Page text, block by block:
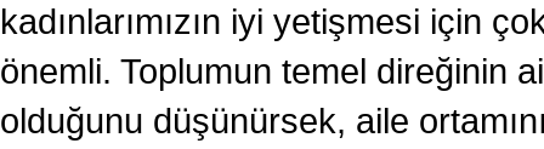
kadınlarımızın iyi yetişmesi için
önemli. Toplumun temel direğinin
olduğunu düşünürsek, aile